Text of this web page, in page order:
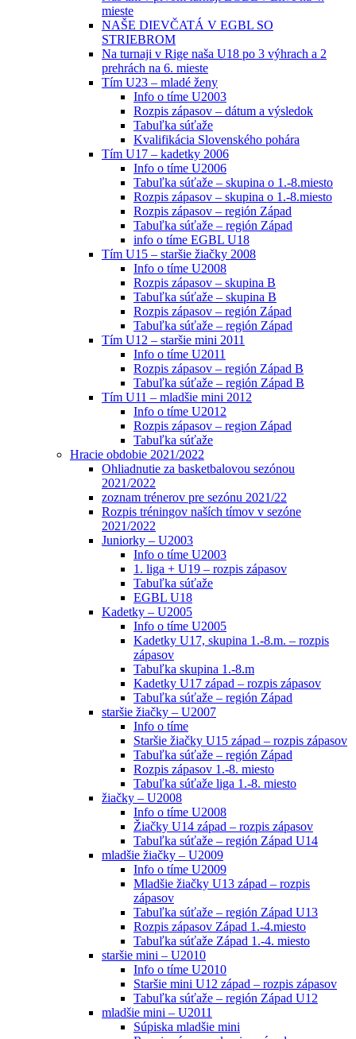
mieste
NAŠE DIEVČATÁ V EGBL SO
STRIEBROM
Na turnaji v Rige naša U18 po 3 výhrach a 2
prehrách na 6. mieste
Tím U23 – mladé ženy
Info o tíme U2003
Rozpis zápasov – dátum a výsledok
Tabuľka súťaže
Kvalifikácia Slovenského pohára
Tím U17 – kadetky 2006
Info o tíme U2006
Tabuľka súťaže – skupina o 1.-8.miesto
Rozpis zápasov – skupina o 1.-8.miesto
Rozpis zápasov – región Západ
Tabuľka súťaže – región Západ
info o tíme EGBL U18
Tím U15 – staršie žiačky 2008
Info o tíme U2008
Rozpis zápasov – skupina B
Tabuľka súťaže – skupina B
Rozpis zápasov – región Západ
Tabuľka súťaže – región Západ
Tím U12 – staršie mini 2011
Info o tíme U2011
Rozpis zápasov – región Západ B
Tabuľka súťaže – región Západ B
Tím U11 – mladšie mini 2012
Info o tíme U2012
Rozpis zápasov – region Západ
Tabuľka súťaže
Hracie obdobie 2021/2022
Ohliadnutie za basketbalovou sezónou
2021/2022
zoznam trénerov pre sezónu 2021/22
Rozpis tréningov naších tímov v sezóne
2021/2022
Juniorky – U2003
Info o tíme U2003
1. liga + U19 – rozpis zápasov
Tabuľka súťaže
EGBL U18
Kadetky – U2005
Info o tíme U2005
Kadetky U17, skupina 1.-8.m. – rozpis
zápasov
Tabuľka skupina 1.-8.m
Kadetky U17 západ – rozpis zápasov
Tabuľka súťaže – región Západ
staršie žiačky – U2007
Info o tíme
Staršie žiačky U15 západ – rozpis zápasov
Tabuľka súťaže – región Západ
Rozpis zápasov 1.-8. miesto
Tabuľka súťaže liga 1.-8. miesto
žiačky – U2008
Info o tíme U2008
Žiačky U14 západ – rozpis zápasov
Tabuľka súťaže – región Západ U14
mladšie žiačky – U2009
Info o tíme U2009
Mladšie žiačky U13 západ – rozpis
zápasov
Tabuľka súťaže – región Západ U13
Rozpis zápasov Západ 1.-4.miesto
Tabuľka súťaže Západ 1.-4. miesto
staršie mini – U2010
Info o tíme U2010
Staršie mini U12 západ – rozpis zápasov
Tabuľka súťaže – región Západ U12
mladšie mini – U2011
Súpiska mladšie mini